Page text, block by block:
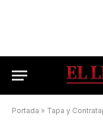
Portada » Tapa y